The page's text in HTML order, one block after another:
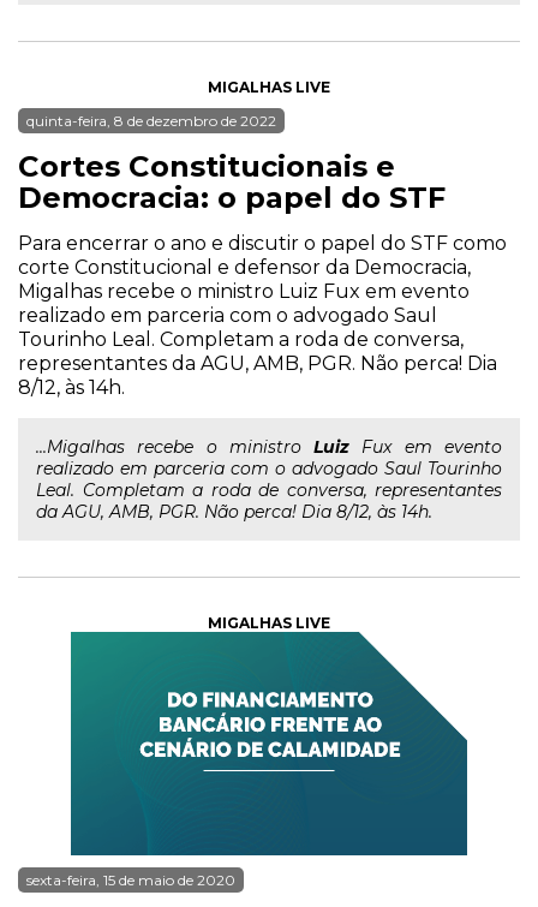
MIGALHAS LIVE
quinta-feira, 8 de dezembro de 2022
Cortes Constitucionais e
Democracia: o papel do STF
Para encerrar o ano e discutir o papel do STF como
corte Constitucional e defensor da Democracia,
Migalhas recebe o ministro Luiz Fux em evento
realizado em parceria com o advogado Saul
Tourinho Leal. Completam a roda de conversa,
representantes da AGU, AMB, PGR. Não perca! Dia
8/12, às 14h.
...Migalhas recebe o ministroLuiz Fux em evento
realizado em parceria com o advogado Saul Tourinho
Leal. Completam a roda de conversa, representantes
da AGU, AMB, PGR. Não perca! Dia 8/12, às 14h.
MIGALHAS LIVE
sexta-feira, 15 de maio de 2020